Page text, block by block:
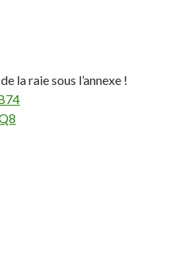
la raie sous l’annexe !